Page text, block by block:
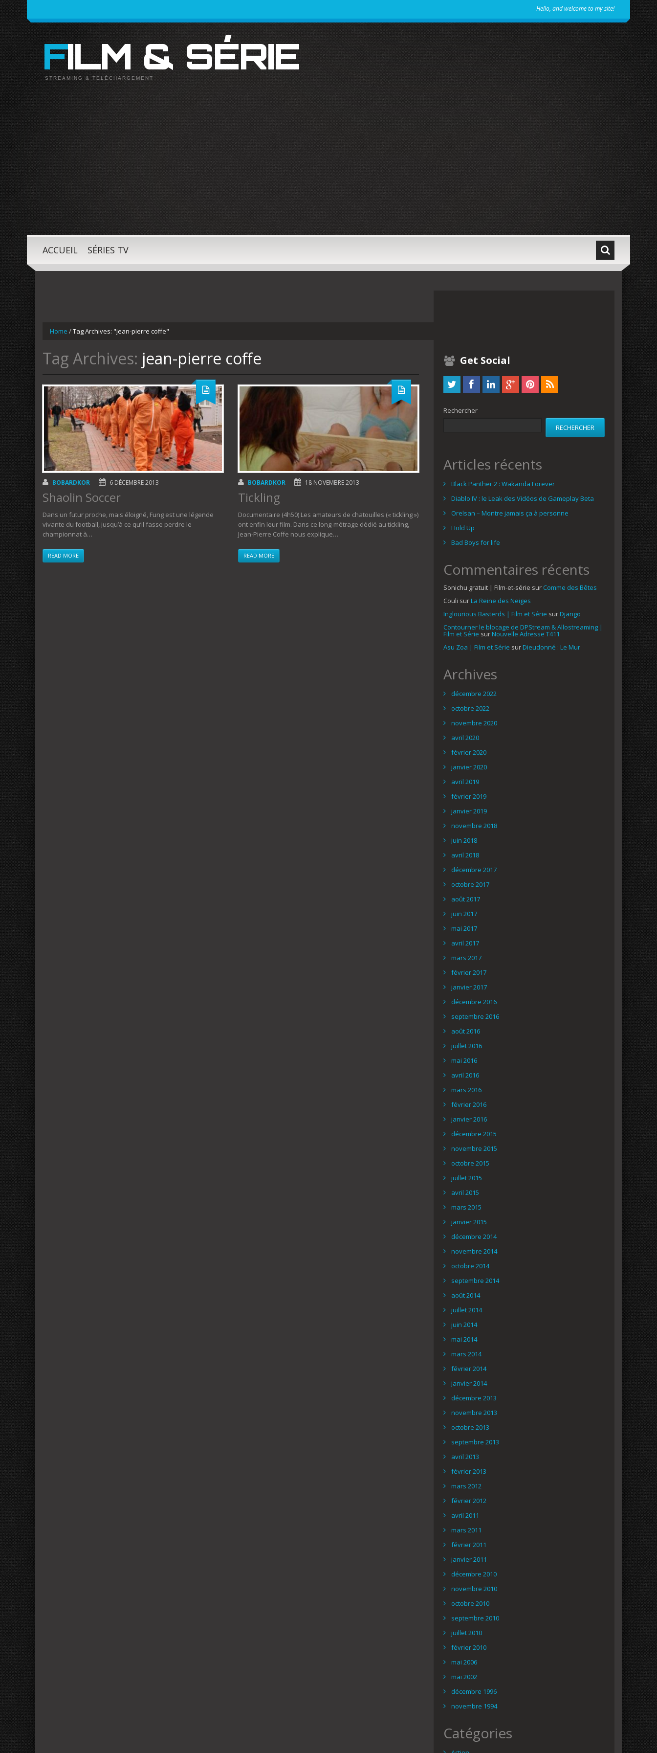
Hello, and welcome to my site!
FILM & SÉRIE
STREAMING & TÉLÉCHARGEMENT
ACCUEIL SÉRIES TV
Home /Tag Archives: "jean-pierre coffe"
Tag Archives: jean-pierre coffe
BOBARDKOR 6 DÉCEMBRE 2013
Shaolin Soccer
Dans un futur proche, mais éloigné, Fung est une légende
vivante du football, jusqu’à ce qu’il fasse perdre le
championnat à…
READ MORE
BOBARDKOR 18 NOVEMBRE 2013
Tickling
Documentaire (4h50) Les amateurs de chatouilles (« tickling »)
ont enfin leur film. Dans ce long-métrage dédié au tickling,
Jean-Pierre Coffe nous explique…
READ MORE
Get Social
Rechercher
RECHERCHER
Articles récents
Black Panther 2 : Wakanda Forever
Diablo IV : le Leak des Vidéos de Gameplay Beta
Orelsan – Montre jamais ça à personne
Hold Up
Bad Boys for life
Commentaires récents
Sonichu gratuit | Film-et-série sur Comme des Bêtes
Couli surLa Reine des Neiges
Inglourious Basterds | Film et Série surDjango
Contourner le blocage de DPStream & Allostreaming |
Film et Série surNouvelle Adresse T411
Asu Zoa | Film et Série surDieudonné : Le Mur
Archives
décembre 2022
octobre 2022
novembre 2020
avril 2020
février 2020
janvier 2020
avril 2019
février 2019
janvier 2019
novembre 2018
juin 2018
avril 2018
décembre 2017
octobre 2017
août 2017
juin 2017
mai 2017
avril 2017
mars 2017
février 2017
janvier 2017
décembre 2016
septembre 2016
août 2016
juillet 2016
mai 2016
avril 2016
mars 2016
février 2016
janvier 2016
décembre 2015
novembre 2015
octobre 2015
juillet 2015
avril 2015
mars 2015
janvier 2015
décembre 2014
novembre 2014
octobre 2014
septembre 2014
août 2014
juillet 2014
juin 2014
mai 2014
mars 2014
février 2014
janvier 2014
décembre 2013
novembre 2013
octobre 2013
septembre 2013
avril 2013
février 2013
mars 2012
février 2012
avril 2011
mars 2011
février 2011
janvier 2011
décembre 2010
novembre 2010
octobre 2010
septembre 2010
juillet 2010
février 2010
mai 2006
mai 2002
décembre 1996
novembre 1994
Catégories